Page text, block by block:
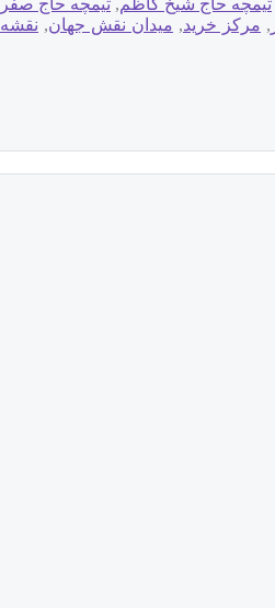
تيمچه حاج شيخ كاظم, تيمچه حاج صفر
, مرکز خرید, میدان نقش جهان, نقشه